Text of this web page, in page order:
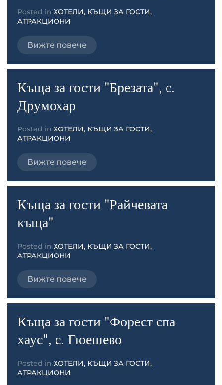
Posted in ХОТЕЛИ, КЪЩИ ЗА ГОСТИ,
АТРАКЦИОНИ
Вижте повече
Къща за гости "Брезата", с.
Друмохар
Posted in ХОТЕЛИ, КЪЩИ ЗА ГОСТИ,
АТРАКЦИОНИ
Вижте повече
Къща за гости "Райчевата
къща"
Posted in ХОТЕЛИ, КЪЩИ ЗА ГОСТИ,
АТРАКЦИОНИ
Вижте повече
Къща за гости "Форест спа
хаус", с. Гюешево
Posted in ХОТЕЛИ, КЪЩИ ЗА ГОСТИ,
АТРАКЦИОНИ